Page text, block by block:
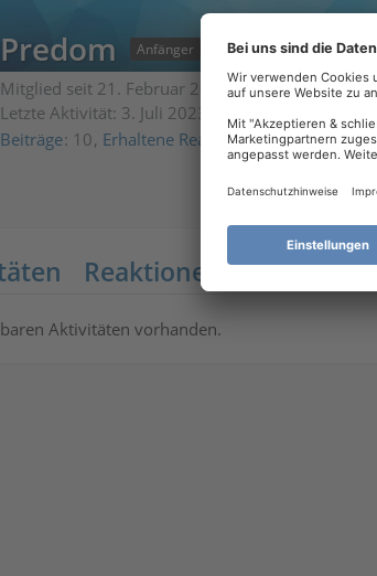
Predom Anfänger
Mitglied seit 21. Februar 2022
Letzte Aktivität: 3. Juli 2023 um 10:22
Beiträge 10 Erhaltene Reaktionen 1 Punkte 31
Reaktionen Über mich
Aktivitäten vorhanden.